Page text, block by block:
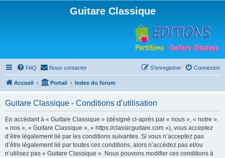
Guitare Classique
FAQ Nous contacter Connexion
S’enregistrer
Accueil Portail Index du forum
Guitare Classique - Conditions d’utilisation
En accédant à « Guitare Classique » (désigné ci-après par « nous », « notre »,
« nos », « Guitare Classique », « https://classicguitare.com »), vous acceptez
d’être légalement lié par les conditions suivantes. Si vous n’acceptez pas
d’être légalement lié par toutes ces conditions, alors n’accédez pas et/ou
n’utilisez pas « Guitare Classique ». Nous pouvons modifier ces conditions à